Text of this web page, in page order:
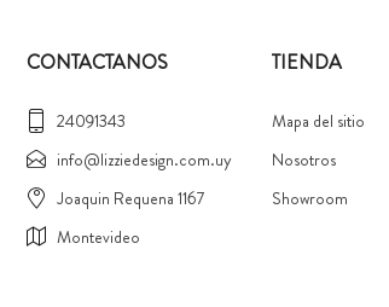
CONTACTANOS
24091343
info@lizziedesign.com.uy
Joaquin Requena 1167
Montevideo
TIENDA
Mapa del sitio
Nosotros
Showroom